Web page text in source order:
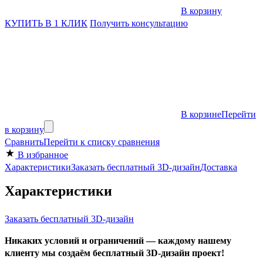
В корзину
КУПИТЬ В 1 КЛИК Получить консультацию
В корзинеПерейти
в корзину
СравнитьПерейти к списку сравнения
В избранное
ХарактеристикиЗаказать бесплатный 3D-дизайнДоставка
Характеристики
Заказать бесплатный 3D-дизайн
Никаких условий и ограничений — каждому нашему
клиенту мы создаём бесплатный 3D-дизайн проект!